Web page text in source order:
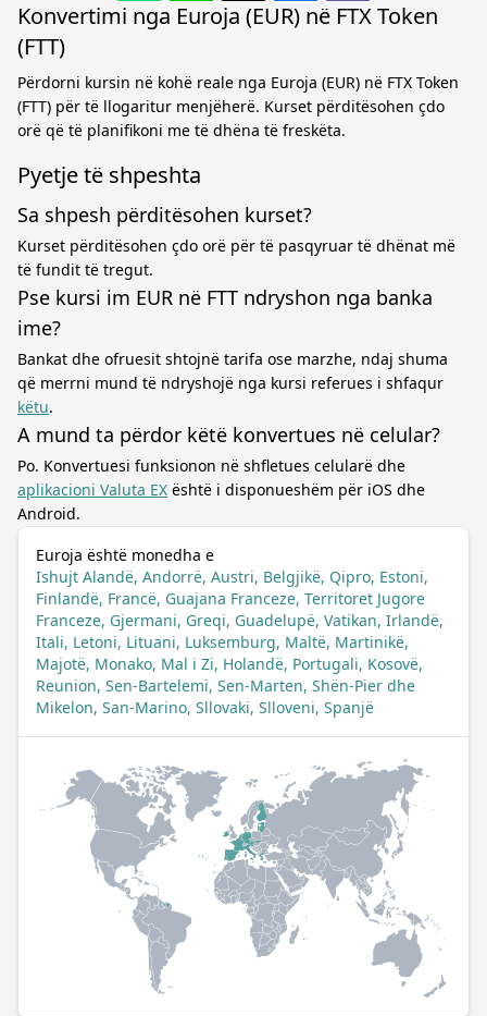
Konvertimi nga Euroja (EUR) në FTX Token
(FTT)
Përdorni kursin në kohë reale nga Euroja (EUR) në FTX Token
(FTT) për të llogaritur menjëherë. Kurset përditësohen çdo
orë që të planifikoni me të dhëna të freskëta.
Pyetje të shpeshta
Sa shpesh përditësohen kurset?
Kurset përditësohen çdo orë për të pasqyruar të dhënat më
të fundit të tregut.
Pse kursi im EUR në FTT ndryshon nga banka
ime?
Bankat dhe ofruesit shtojnë tarifa ose marzhe, ndaj shuma
që merrni mund të ndryshojë nga kursi referues i shfaqur
këtu.
A mund ta përdor këtë konvertues në celular?
Po. Konvertuesi funksionon në shfletues celularë dhe
aplikacioni Valuta EX është i disponueshëm për iOS dhe
Android.
Euroja është monedha e
Ishujt Alandë, Andorrë, Austri, Belgjikë, Qipro, Estoni,
Finlandë, Francë, Guajana Franceze, Territoret Jugore
Franceze, Gjermani, Greqi, Guadelupë, Vatikan, Irlandë,
Itali, Letoni, Lituani, Luksemburg, Maltë, Martinikë,
Majotë, Monako, Mal i Zi, Holandë, Portugali, Kosovë,
Reunion, Sen-Bartelemi, Sen-Marten, Shën-Pier dhe
Mikelon, San-Marino, Sllovaki, Slloveni, Spanjë